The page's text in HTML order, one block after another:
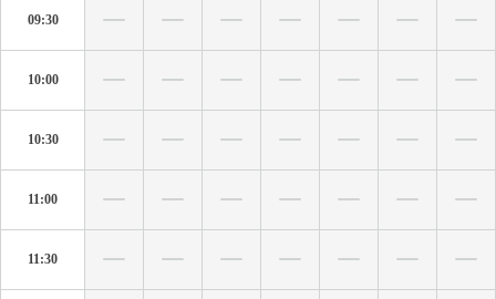
09:30
10:00
10:30
11:00
11:30